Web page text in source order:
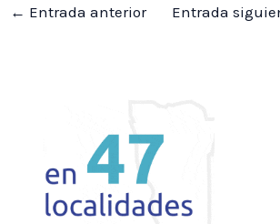
← Entrada anterior Entrada